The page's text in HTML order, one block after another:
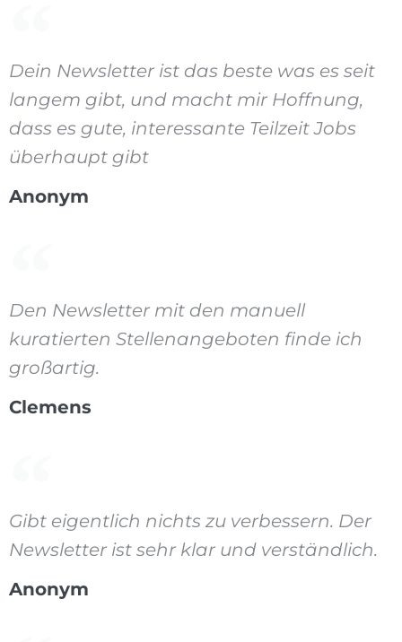
Dein Newsletter ist das beste was es seit
langem gibt, und macht mir Hoffnung,
dass es gute, interessante Teilzeit Jobs
überhaupt gibt
Anonym
Den Newsletter mit den manuell
kuratierten Stellenangeboten finde ich
großartig.
Clemens
Gibt eigentlich nichts zu verbessern. Der
Newsletter ist sehr klar und verständlich.
Anonym